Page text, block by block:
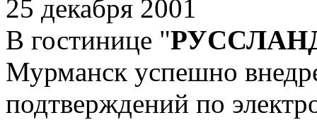
25 декабря 2001
В гостинице "
Мурманск успешно
подтверждений по